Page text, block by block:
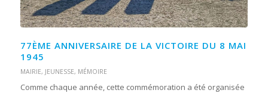
77ÈME ANNIVERSAIRE DE LA VICTOIRE DU 8 MAI
1945
MAIRIE, JEUNESSE, MÉMOIRE
Comme chaque année, cette commémoration a été organisée